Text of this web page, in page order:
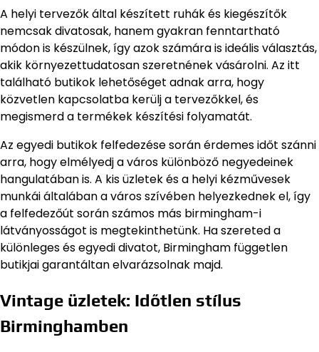
A helyi tervezők által készített ruhák és kiegészítők
nemcsak divatosak, hanem gyakran fenntartható
módon is készülnek, így azok számára is ideális választás,
akik környezettudatosan szeretnének vásárolni. Az itt
található butikok lehetőséget adnak arra, hogy
közvetlen kapcsolatba kerülj a tervezőkkel, és
megismerd a termékek készítési folyamatát.
Az egyedi butikok felfedezése során érdemes időt szánni
arra, hogy elmélyedj a város különböző negyedeinek
hangulatában is. A kis üzletek és a helyi kézművesek
munkái általában a város szívében helyezkednek el, így
a felfedezőút során számos más birmingham-i
látványosságot is megtekinthetünk. Ha szereted a
különleges és egyedi divatot, Birmingham független
butikjai garantáltan elvarázsolnak majd.
Vintage üzletek: Időtlen stílus
Birminghamben